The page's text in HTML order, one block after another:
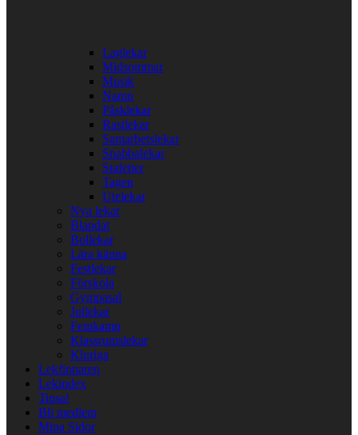
Laglekar
Midsommar
Musik
Namn
Påsklekar
Rastlekar
Samarbetslekar
Snabbalekar
Stafetter
Tagen
Utelekar
Nya lekar
Blandat
Bollekar
Lära känna
Festlekar
Förskola
Gympasal
Jullekar
Femkamp
Klassrumslekar
Kluriga
Lekfinnaren
Lekindex
Tipsa!
Bli medlem
Mina Sidor